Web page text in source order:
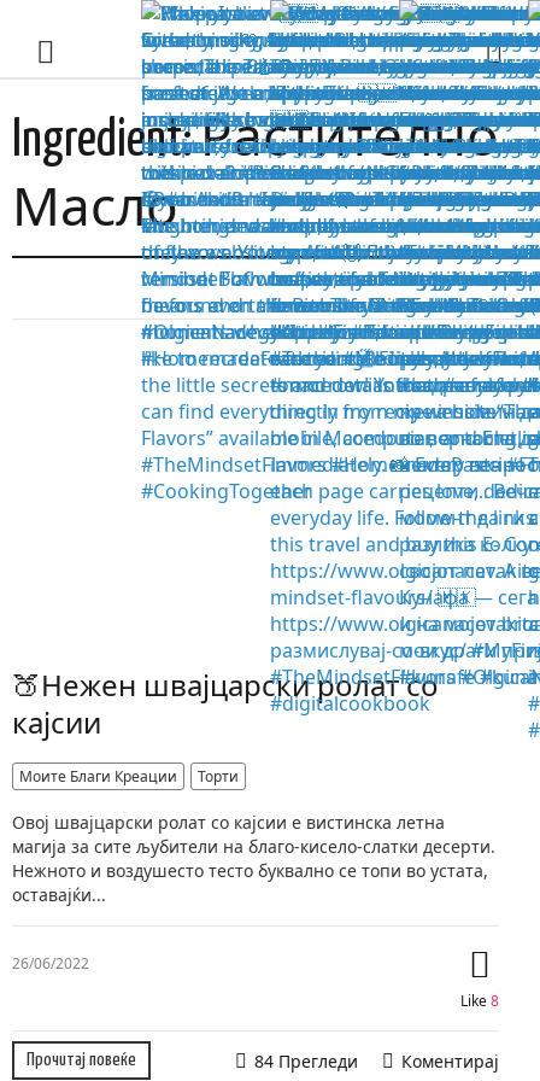
Ingredient:Растително
Масло
🍑Нежен швајцарски ролат со
кајсии
Моите Благи Креации Торти
Овој швајцарски ролат со кајсии е вистинска летна
магија за сите љубители на благо-кисело-слатки десерти.
Нежното и воздушесто тесто буквално се топи во устата,
оставајќи...
26/06/2022
Like8
Прочитај повеќе Коментирај
84 Прегледи